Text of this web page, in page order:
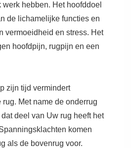
hebben. Het hoofddoel
de lichamelijke functies en
vermoeidheid en stress. Het
hoofdpijn, rugpijn en een
zijn tijd vermindert
Met name de onderrug
deel van Uw rug heeft het
komen
als de bovenrug voor.